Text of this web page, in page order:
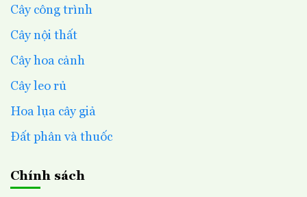
Cây công trình
Cây nội thất
Cây hoa cảnh
Cây leo rủ
Hoa lụa cây giả
Đất phân và thuốc
Chính sách